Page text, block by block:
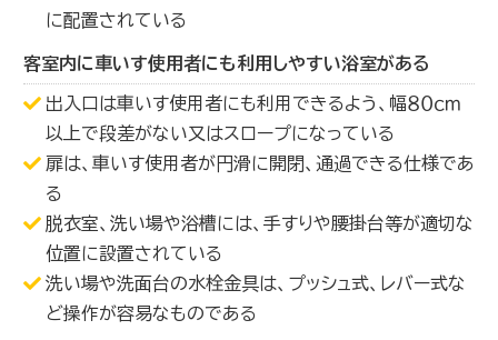
に配置されている
客室内に車いす使用者にも利用しやすい浴室がある
出入口は車いす使用者にも利用できるよう、幅８０ｃｍ
以上で段差がない又はスロープになっている
扉は、車いす使用者が円滑に開閉、通過できる仕様であ
る
脱衣室、洗い場や浴槽には、手すりや腰掛台等が適切な
位置に設置されている
洗い場や洗面台の水栓金具は、プッシュ式、レバー式な
ど操作が容易なものである